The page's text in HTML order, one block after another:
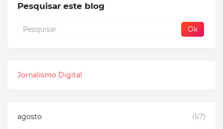
Pesquisar este blog
Jornalismo Digital
agosto
(67)